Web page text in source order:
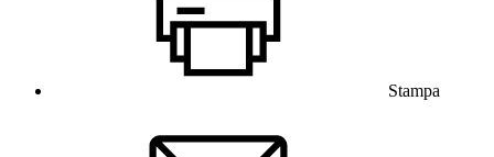
Stampa